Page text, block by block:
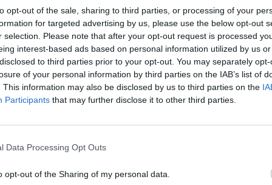
opt-out of the sale, sharing to third parties, or processing of your
for targeted advertising by us, please use the below opt-out
selection. Please note that after your opt-out request is processed
interest-based ads based on personal information utilized by us
to third parties prior to your opt-out. You may separately
of your personal information by third parties on the IAB’s list of
This information may also be disclosed by us to third parties on the
Participants that may further disclose it to other third parties.
Data Processing Opt Outs
opt-out of the Sharing of my personal data.
έχει πετύχει …και δεν θα έχουμε καμία
επιπτώσεις στο δημιούργημα….
δικό του μνημείο να του θυμίζει …την